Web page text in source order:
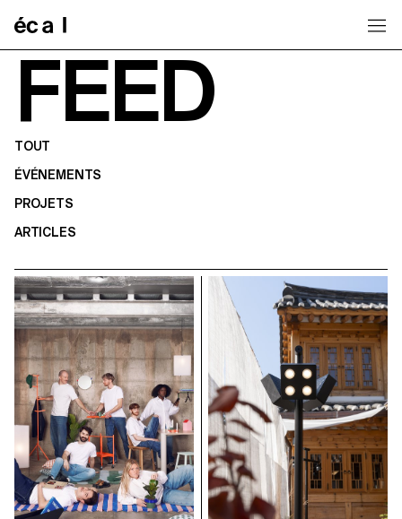
FEED
TOUT
ÉVÉNEMENTS
PROJETS
ARTICLES